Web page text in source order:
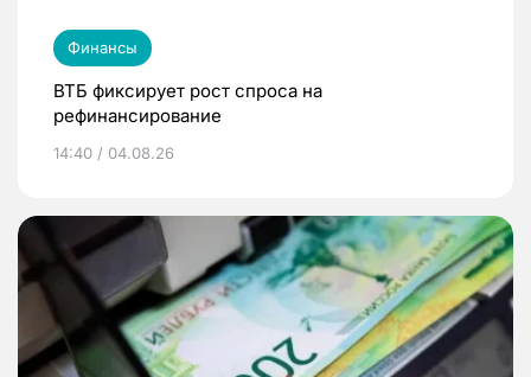
Финансы
ВТБ фиксирует рост спроса на
рефинансирование
14:40 / 04.08.26